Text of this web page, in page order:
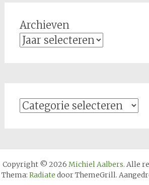
Archieven
Categorieën
Copyright © 2026 Michiel Aalbers. Alle
Thema: Radiate door ThemeGrill.